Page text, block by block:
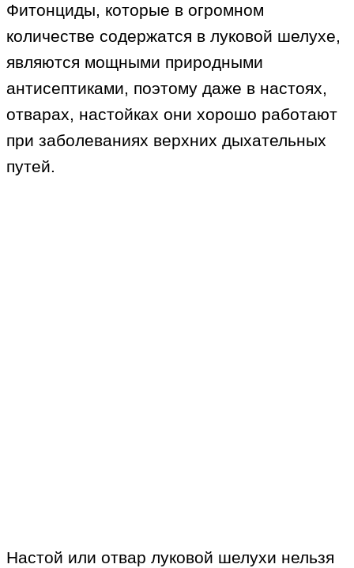
Фитонциды, которые в огромном
количестве содержатся в луковой шелухе,
являются мощными природными
антисептиками, поэтому даже в настоях,
отварах, настойках они хорошо работают
при заболеваниях верхних дыхательных
путей.
Настой или отвар луковой шелухи нельзя